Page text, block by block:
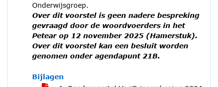
Onderwijsgroep.
Over dit voorstel is geen nadere bespreking
gevraagd door de woordvoerders in het
Petear op 12 november 2025 (Hamerstuk).
Over dit voorstel kan een besluit worden
genomen onder agendapunt 21B.
Bijlagen